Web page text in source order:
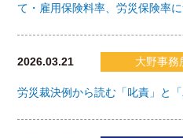
て・雇用保険料率、労災保険率
2026.03.21 大野事務
労災裁決例から読む「叱責」と